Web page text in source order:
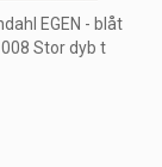
EGEN - blåt
Stor dyb t